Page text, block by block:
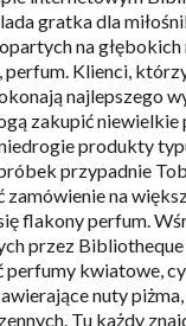
gratka dla
na głębokich
perfum. Klienci,
najlepszego
zakupić niewielkie
produkty
przypadnie
zamówienie na
flakony perfum.
przez Bibliotheque
perfumy kwiatowe,
nuty
Tu każdy